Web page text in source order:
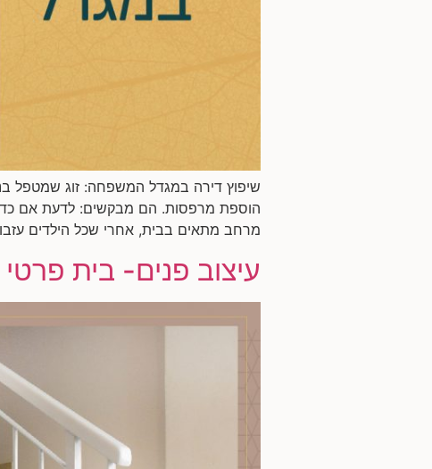
הוספת מרפסות. הם מבקשים: לדעת אם
מרחב מתאים בבית, אחרי שכל הילדים
עיצוב פנים- בית